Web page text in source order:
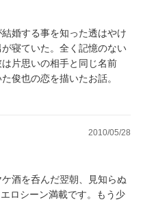
婚する事を知った透はやけ
寝ていた。全く記憶のない
片思いの相手と同じ名前
俊也の恋を描いたお話。
2010/05/28
酒を呑んだ翌朝、見知らぬ
ロシーン満載です。もう少